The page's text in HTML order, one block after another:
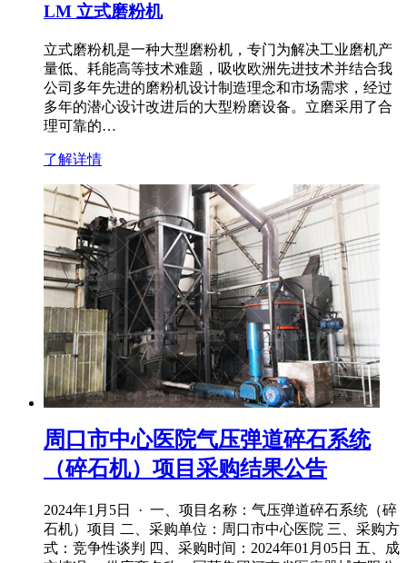
LM 立式磨粉机
立式磨粉机是一种大型磨粉机，专门为解决工业磨机产
量低、耗能高等技术难题，吸收欧洲先进技术并结合我
公司多年先进的磨粉机设计制造理念和市场需求，经过
多年的潜心设计改进后的大型粉磨设备。立磨采用了合
理可靠的…
了解详情
周口市中心医院气压弹道碎石系统
（碎石机）项目采购结果公告
2024年1月5日 · 一、项目名称：气压弹道碎石系统（碎
石机）项目 二、采购单位：周口市中心医院 三、采购方
式：竞争性谈判 四、采购时间：2024年01月05日 五、成